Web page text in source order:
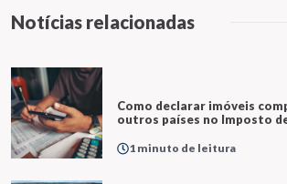
Notícias relacionadas
Como declarar imóveis
outros países no Imposto
1 minuto de leitura